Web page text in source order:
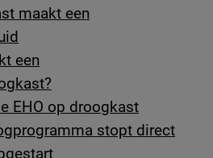
maakt een
een
EHO op droogkast
stopt direct